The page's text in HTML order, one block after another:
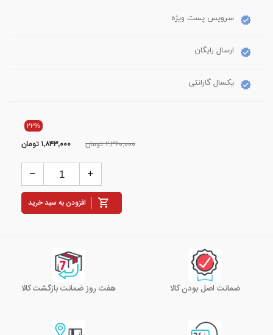
سرویس پست ویژه
ارسال رایگان
یکسال گارانتی
۲۲%
۲,۳۶۰,۰۰۰ تومان ۱,۸۴۳,۰۰۰تومان
افزودن به سبد خرید
ضمانت اصل بودن کالا هفت روز ضمانت بازگشت کالا